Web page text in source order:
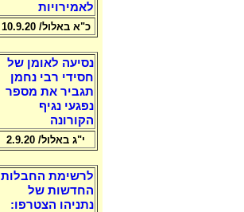
לאמירויות
כ"א באלול/ 10.9.20
נסיעה לאומן של
חסידי רבי נחמן
תגביר את מספר
נפגעי נגיף
הקורונה
י"ג באלול/ 2.9.20
לרשימת החבלות
החדשות של
נתניהו הצטרפו: